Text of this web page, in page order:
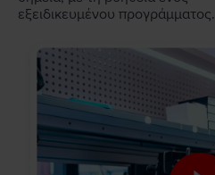
εξειδικευμένου προγράμματος.